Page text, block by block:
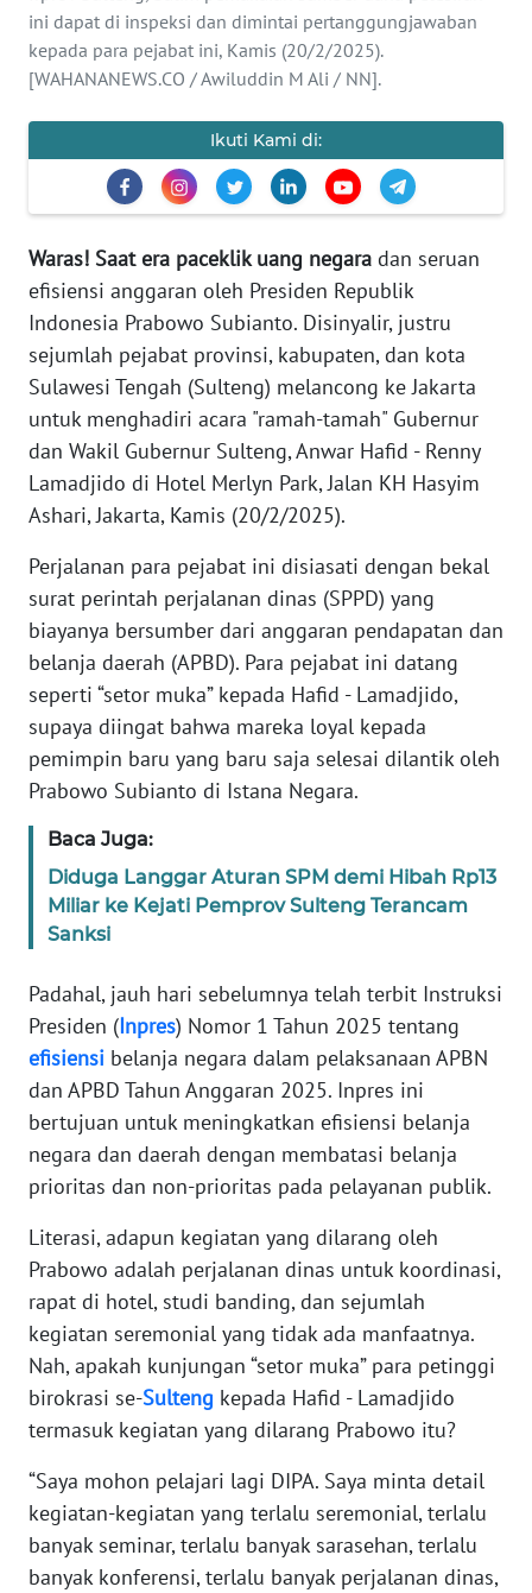
ini dapat di inspeksi dan dimintai pertanggungjawaban
kepada para pejabat ini, Kamis (20/2/2025).
[WAHANANEWS.CO / Awiluddin M Ali / NN].
Ikuti Kami di:
Waras! Saat era paceklik uang negara dan seruan
efisiensi anggaran oleh Presiden Republik
Indonesia Prabowo Subianto. Disinyalir, justru
sejumlah pejabat provinsi, kabupaten, dan kota
Sulawesi Tengah (Sulteng) melancong ke Jakarta
untuk menghadiri acara "ramah-tamah" Gubernur
dan Wakil Gubernur Sulteng, Anwar Hafid - Renny
Lamadjido di Hotel Merlyn Park, Jalan KH Hasyim
Ashari, Jakarta, Kamis (20/2/2025).
Perjalanan para pejabat ini disiasati dengan bekal
surat perintah perjalanan dinas (SPPD) yang
biayanya bersumber dari anggaran pendapatan dan
belanja daerah (APBD). Para pejabat ini datang
seperti “setor muka” kepada Hafid - Lamadjido,
supaya diingat bahwa mareka loyal kepada
pemimpin baru yang baru saja selesai dilantik oleh
Prabowo Subianto di Istana Negara.
Baca Juga:
Diduga Langgar Aturan SPM demi Hibah Rp13
Miliar ke Kejati Pemprov Sulteng Terancam
Sanksi
Padahal, jauh hari sebelumnya telah terbit Instruksi
Presiden (Inpres) Nomor 1 Tahun 2025 tentang
efisiensi belanja negara dalam pelaksanaan APBN
dan APBD Tahun Anggaran 2025. Inpres ini
bertujuan untuk meningkatkan efisiensi belanja
negara dan daerah dengan membatasi belanja
prioritas dan non-prioritas pada pelayanan publik.
Literasi, adapun kegiatan yang dilarang oleh
Prabowo adalah perjalanan dinas untuk koordinasi,
rapat di hotel, studi banding, dan sejumlah
kegiatan seremonial yang tidak ada manfaatnya.
Nah, apakah kunjungan “setor muka” para petinggi
birokrasi se-Sulteng kepada Hafid - Lamadjido
termasuk kegiatan yang dilarang Prabowo itu?
“Saya mohon pelajari lagi DIPA. Saya minta detail
kegiatan-kegiatan yang terlalu seremonial, terlalu
banyak seminar, terlalu banyak sarasehan, terlalu
banyak konferensi, terlalu banyak perjalanan dinas,
Informasi
INDEKS
BERITA
IKLAN
TENTANG
KAMI
PEDOMAN
SIBER
REDAKSI
KARIR
DISCLAIMER
Wahana
News
Regional
SUMUT
WN
JAKARTA
WN
JABAR
WN
WN
NTT
WN
KEPRI
WN
PAPUA
WN
BARAT
WN
RIAU